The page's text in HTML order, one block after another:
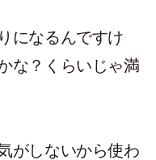
になるんですけ
な？くらいじゃ満
がしないから使わ